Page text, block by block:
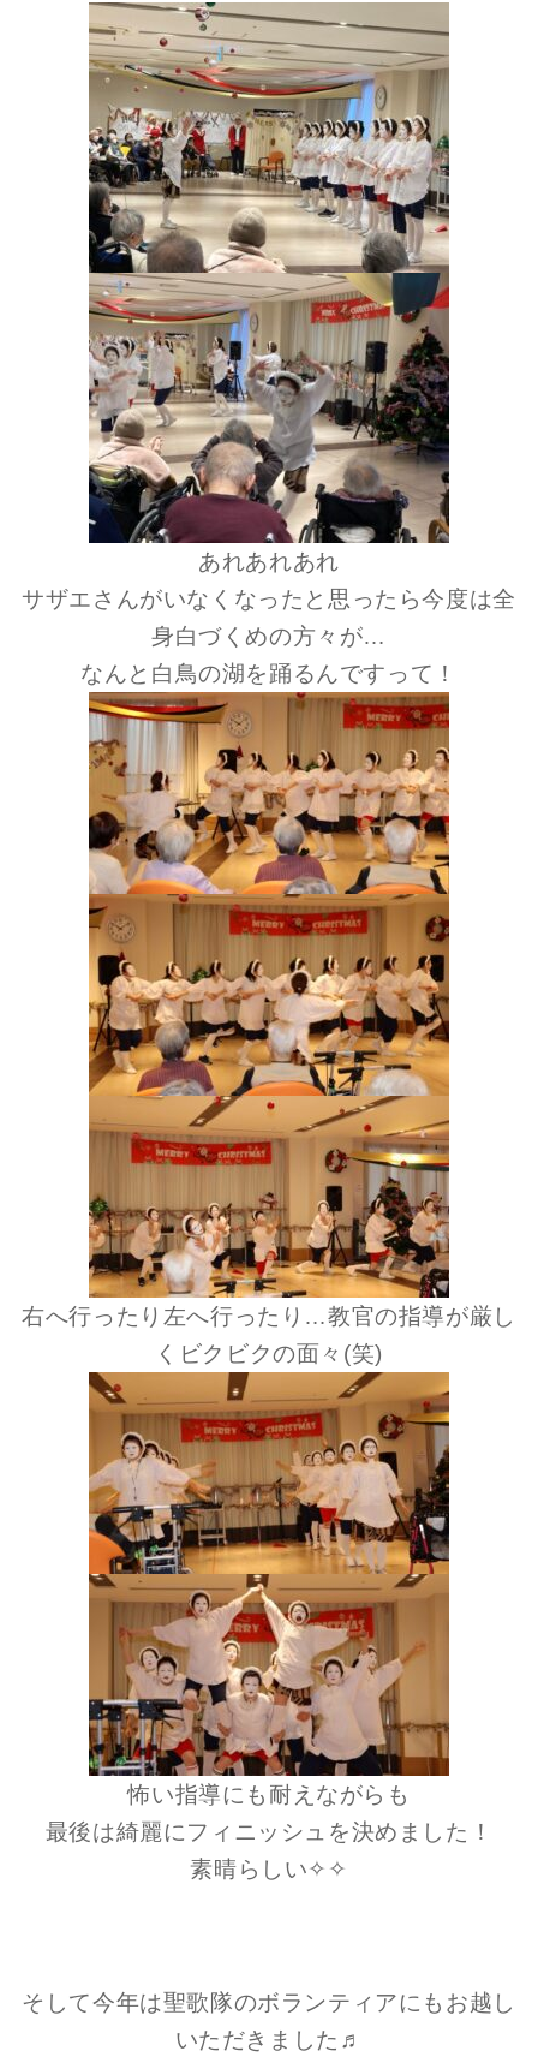
あれあれあれ
サザエさんがいなくなったと思ったら今度は全
身白づくめの方々が…
なんと白鳥の湖を踊るんですって！
右へ行ったり左へ行ったり…教官の指導が厳し
くビクビクの面々(笑)
怖い指導にも耐えながらも
最後は綺麗にフィニッシュを決めました！
素晴らしい✧✧
そして今年は聖歌隊のボランティアにもお越し
いただきました♬